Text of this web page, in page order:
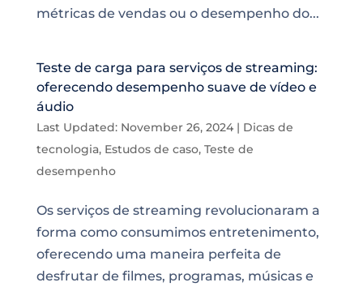
métricas de vendas ou o desempenho do...
Teste de carga para serviços de streaming:
oferecendo desempenho suave de vídeo e
áudio
Last Updated: November 26, 2024| Dicas de
tecnologia, Estudos de caso, Teste de
desempenho
Os serviços de streaming revolucionaram a
forma como consumimos entretenimento,
oferecendo uma maneira perfeita de
desfrutar de filmes, programas, músicas e